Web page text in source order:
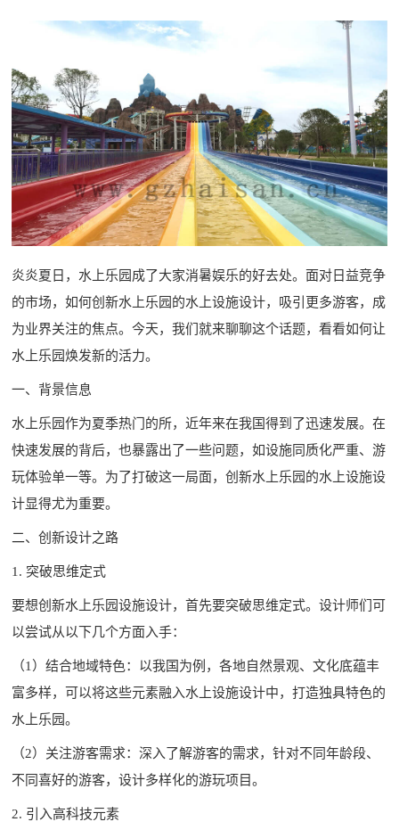
炎炎夏日，水上乐园成了大家消暑娱乐的好去处。面对日益竞争
的市场，如何创新水上乐园的水上设施设计，吸引更多游客，成
为业界关注的焦点。今天，我们就来聊聊这个话题，看看如何让
水上乐园焕发新的活力。
一、背景信息
水上乐园作为夏季热门的所，近年来在我国得到了迅速发展。在
快速发展的背后，也暴露出了一些问题，如设施同质化严重、游
玩体验单一等。为了打破这一局面，创新水上乐园的水上设施设
计显得尤为重要。
二、创新设计之路
1. 突破思维定式
要想创新水上乐园设施设计，首先要突破思维定式。设计师们可
以尝试从以下几个方面入手：
（1）结合地域特色：以我国为例，各地自然景观、文化底蕴丰
富多样，可以将这些元素融入水上设施设计中，打造独具特色的
水上乐园。
（2）关注游客需求：深入了解游客的需求，针对不同年龄段、
不同喜好的游客，设计多样化的游玩项目。
2. 引入高科技元素